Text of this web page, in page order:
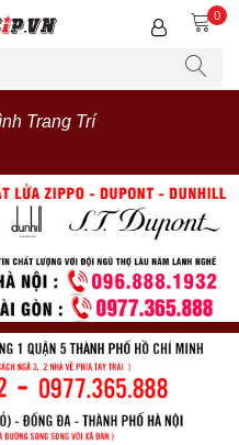
0
Trang Trí